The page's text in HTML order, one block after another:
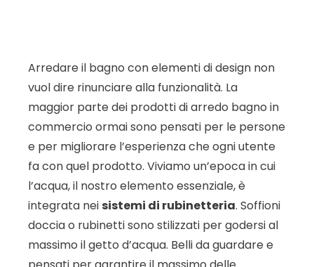
Arredare il bagno con elementi di design non
vuol dire rinunciare alla funzionalità. La
maggior parte dei prodotti di arredo bagno in
commercio ormai sono pensati per le persone
e per migliorare l’esperienza che ogni utente
fa con quel prodotto. Viviamo un’epoca in cui
l’acqua, il nostro elemento essenziale, è
integrata nei sistemi di rubinetteria. Soffioni
doccia o rubinetti sono stilizzati per godersi al
massimo il getto d’acqua. Belli da guardare e